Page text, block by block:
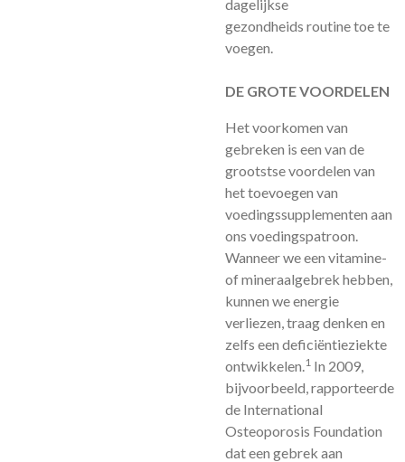
dagelijkse
gezondheids routine toe te
voegen.
DE GROTE VOORDELEN
Het voorkomen van
gebreken is een van de
grootstse voordelen van
het toevoegen van
voedingssupplementen aan
ons voedingspatroon.
Wanneer we een vitamine-
of mineraalgebrek hebben,
kunnen we energie
verliezen, traag denken en
zelfs een deficiëntieziekte
ontwikkelen.1 In 2009,
bijvoorbeeld, rapporteerde
de International
Osteoporosis Foundation
dat een gebrek aan